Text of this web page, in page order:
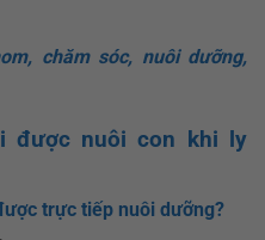
chăm sóc, nuôi dưỡng,
được nuôi con khi ly
trực tiếp nuôi dưỡng?